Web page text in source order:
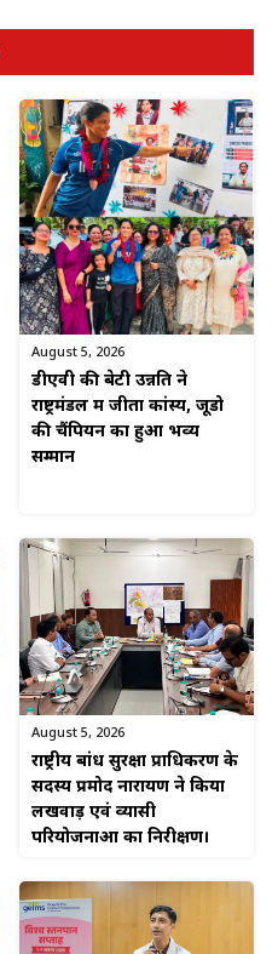
August 5, 2026
डीएवी की बेटी उन्नति ने
राष्ट्रमंडल में जीता कांस्य, जूडो
की चैंपियन का हुआ भव्य
सम्मान
August 5, 2026
राष्ट्रीय बांध सुरक्षा प्राधिकरण के
सदस्य प्रमोद नारायण ने किया
लखवाड़ एवं व्यासी
परियोजनाओं का निरीक्षण।